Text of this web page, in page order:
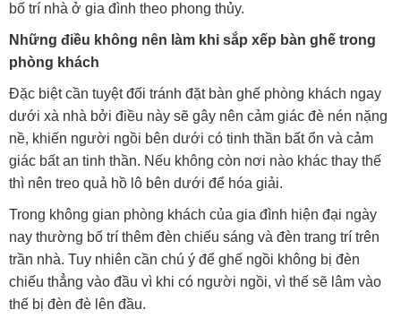
bố trí nhà ở gia đình theo phong thủy.
Những điều không nên làm khi sắp xếp bàn ghế trong
phòng khách
Đặc biệt cần tuyệt đối tránh đặt bàn ghế phòng khách ngay
dưới xà nhà bởi điều này sẽ gây nên cảm giác đè nén nặng
nề, khiến người ngồi bên dưới có tinh thần bất ổn và cảm
giác bất an tinh thần. Nếu không còn nơi nào khác thay thế
thì nên treo quả hồ lô bên dưới để hóa giải.
Trong không gian phòng khách của gia đình hiện đại ngày
nay thường bố trí thêm đèn chiếu sáng và đèn trang trí trên
trần nhà. Tuy nhiên cần chú ý để ghế ngồi không bị đèn
chiếu thẳng vào đầu vì khi có người ngồi, vì thế sẽ lâm vào
thế bị đèn đè lên đầu.